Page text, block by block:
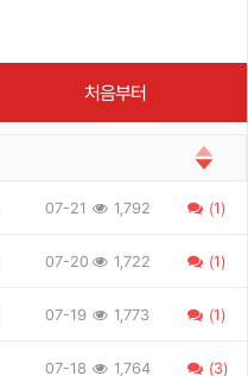
생각과는 달리 연이어 사건
처음부터
07-21 1,792 (1)
07-20 1,722 (1)
07-19 1,773 (1)
07-18 1,764 (3)